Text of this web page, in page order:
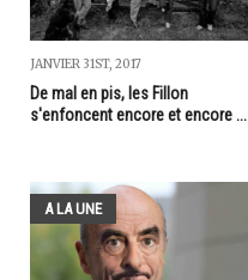
JANVIER 31ST, 2017
De mal en pis, les Fillon
s'enfoncent encore et encore ...
A LA UNE